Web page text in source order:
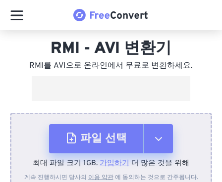
RMI - AVI 변환기
RMI를 AVI으로 온라인에서 무료로 변환하세요.
파일 선택
장치에서
최대 파일 크기 1GB. 가입하기 더 많은 것을 위해
계속 진행하시면 당사의 이용 약관에 동의하는 것으로 간주됩니다.